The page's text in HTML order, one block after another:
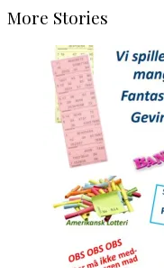
More Stories